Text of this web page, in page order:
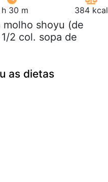
h 30 m 384 kcal
shoyu (de
2 col. sopa de
as dietas